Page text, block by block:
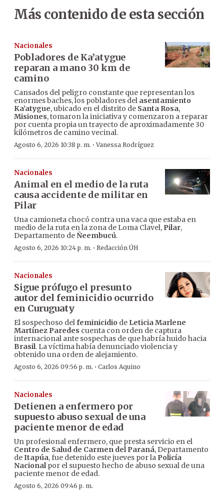
Más contenido de esta sección
Nacionales
Pobladores de Ka’atygue
reparan a mano 30 km de
camino
Cansados del peligro constante que representan los
enormes baches, los pobladores del asentamiento
Ka’atygue, ubicado en el distrito de Santa Rosa,
Misiones, tomaron la iniciativa y comenzaron a reparar
por cuenta propia un trayecto de aproximadamente 30
kilómetros de camino vecinal.
Agosto 6, 2026 10:38 p. m. ·Vanessa Rodríguez
Nacionales
Animal en el medio de la ruta
causa accidente de militar en
Pilar
Una camioneta chocó contra una vaca que estaba en
medio de la ruta en la zona de Loma Clavel, Pilar,
Departamento deÑeembucú.
Agosto 6, 2026 10:24 p. m. · Redacción ÚH
Nacionales
Sigue prófugo el presunto
autor del feminicidio ocurrido
en Curuguaty
El sospechoso delfeminicidio de Leticia Marlene
Martínez Paredes cuenta con orden de captura
internacional ante sospechas de que habría huido hacia
Brasil. La víctima había denunciado violencia y
obtenido una orden de alejamiento.
Agosto 6, 2026 09:56 p. m. · Carlos Aquino
Nacionales
Detienen a enfermero por
supuesto abuso sexual de una
paciente menor de edad
Un profesional enfermero, que presta servicio en el
Centro de Salud de Carmen del Paraná, Departamento
deItapúa, fue detenido este jueves por la Policía
Nacionalpor el supuesto hecho de abuso sexual de una
paciente menor de edad.
Agosto 6, 2026 09:46 p. m.